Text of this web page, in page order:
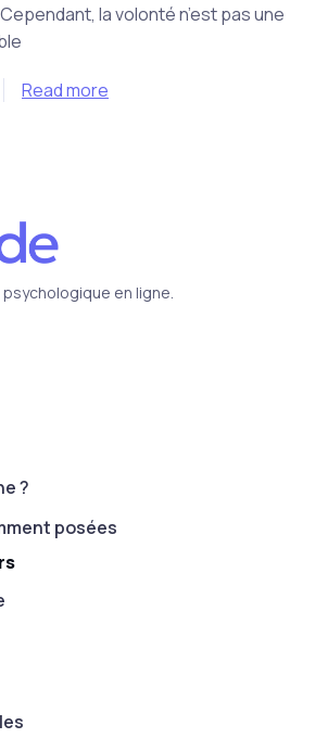
la volonté n’est pas une
Read more
en ligne.
?
posées